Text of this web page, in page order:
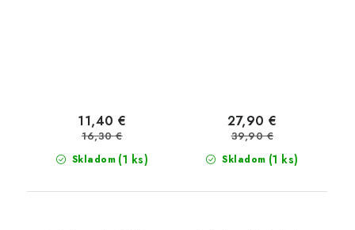
Skladom (1 ks)
11,40 €
16,30 €
Skladom (1 ks)
27,90 €
39,90 €